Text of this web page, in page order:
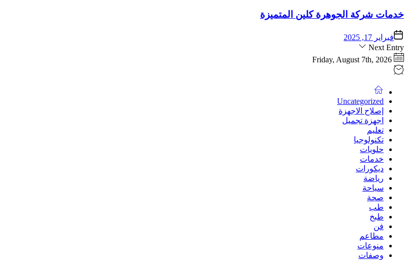
خدمات شركة الجوهرة كلين المتميزة
فبراير 17, 2025
Next Entry
Friday, August 7th, 2026
Uncategorized
إصلاح الاجهزة
اجهزة تجميل
تعليم
تكنولوجيا
حلويات
خدمات
ديكورات
رياضة
سياحة
صحة
طب
طبخ
فن
مطاعم
منوعات
وصفات